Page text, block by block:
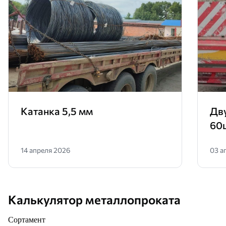
Катанка 5,5 мм
14 апреля 2026 03
Калькулятор металлопроката